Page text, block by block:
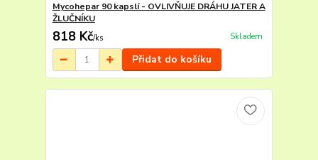
Mycohepar 90 kapslí - OVLIVŇUJE DRÁHU JATER A
ŽLUČNÍKU
818 Kč/ks Skladem
Přidat do košíku